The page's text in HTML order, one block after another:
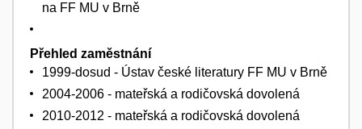
na FF MU v Brně
Přehled zaměstnání
1999-dosud - Ústav české literatury FF MU v Brně
2004-2006 - mateřská a rodičovská dovolená
2010-2012 - mateřská a rodičovská dovolená